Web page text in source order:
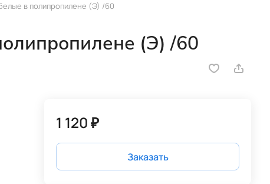
в полипропилене (Э) /60
(Э) /60
1 120 ₽
Заказать